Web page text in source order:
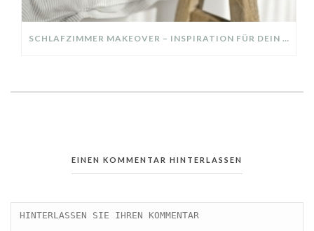
SCHLAFZIMMER MAKEOVER – INSPIRATION FÜR DEIN SCHLAFZIMMER: AUS ALT MACH NEU – HELL, GEMÜTLICH UND EINLADEND
EINEN KOMMENTAR HINTERLASSEN